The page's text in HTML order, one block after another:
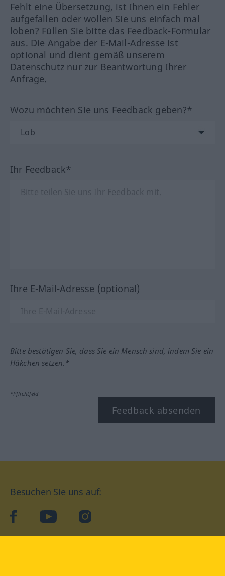
Fehlt eine Übersetzung, ist Ihnen ein Fehler
aufgefallen oder wollen Sie uns einfach mal
loben? Füllen Sie bitte das Feedback-Formular
aus. Die Angabe der E-Mail-Adresse ist
optional und dient gemäß unserem
Datenschutz nur zur Beantwortung Ihrer
Anfrage.
Wozu möchten Sie uns Feedback geben?*
Ihr Feedback*
Ihre E-Mail-Adresse (optional)
Bitte bestätigen Sie, dass Sie ein Mensch sind, indem Sie ein
Häkchen setzen.*
*Pflichtfeld
Feedback absenden
Besuchen Sie uns auf:
facebookYouTube Instagram